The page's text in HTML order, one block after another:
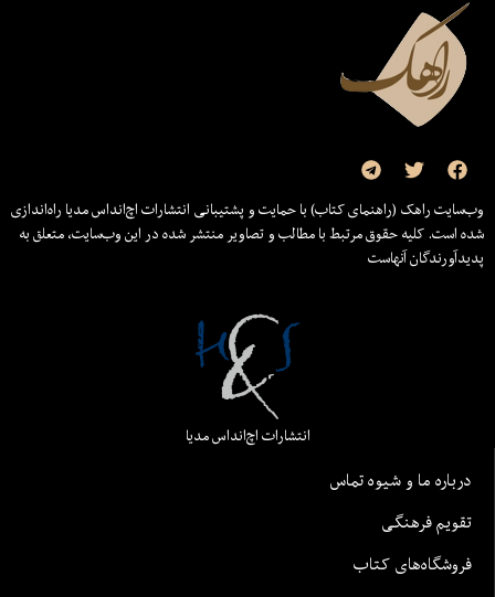
وب‌سایت راهک (راهنمای کتاب) با حمایت و پشتیبانی انتشارات اچ‌اند‌اس مدیا راه‌اندازی
شده است. کلیه حقوق مرتبط با مطالب و تصاویر منتشر شده در این وب‌سایت، متعلق به
پدیدآورندگان آنهاست
انتشارات اچ‌اند‌اس مدیا
درباره ما و شیوه تماس
تقویم فرهنگی
فروشگاه‌های کتاب